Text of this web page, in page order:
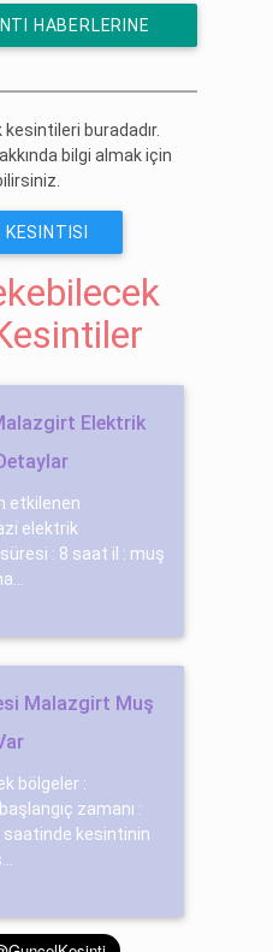
HABERLERINE
buradadır.
bilgi almak için
KESINTISI
Elektrik
etkilenen
elektrik
: 8 saat il : muş
Malazgirt Muş
bölgeler :
zamanı :
saatinde kesintinin